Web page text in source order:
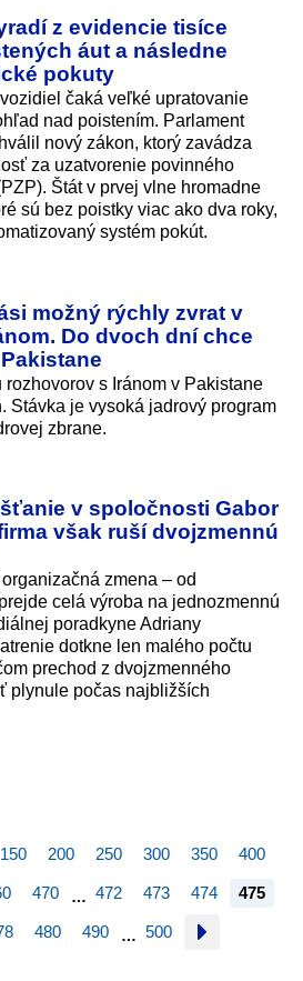
z evidencie tisíce
áut a následne
pokuty
čaká veľké upratovanie
nad poistením. Parlament
nový zákon, ktorý zavádza
za uzatvorenie povinného
Štát v prvej vlne hromadne
sú bez poistky viac ako dva roky,
systém pokút.
možný rýchly zvrat v
Do dvoch dní chce
s Iránom v Pakistane
Stávka je vysoká jadrový program
zbrane.
v spoločnosti Gabor
však ruší dvojzmennú
zmena – od
celá výroba na jednozmennú
poradkyne Adriany
dotkne len malého počtu
prechod z dvojzmenného
plynule počas najbližších
150 200 250 300 350 400
470 … 472 473 474 475
480 490 … 500